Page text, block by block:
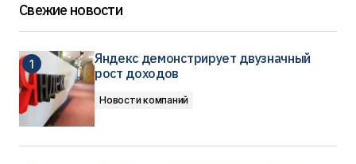
Свежие новости
Яндекс демонстрирует двузначный
рост доходов
Новости компаний